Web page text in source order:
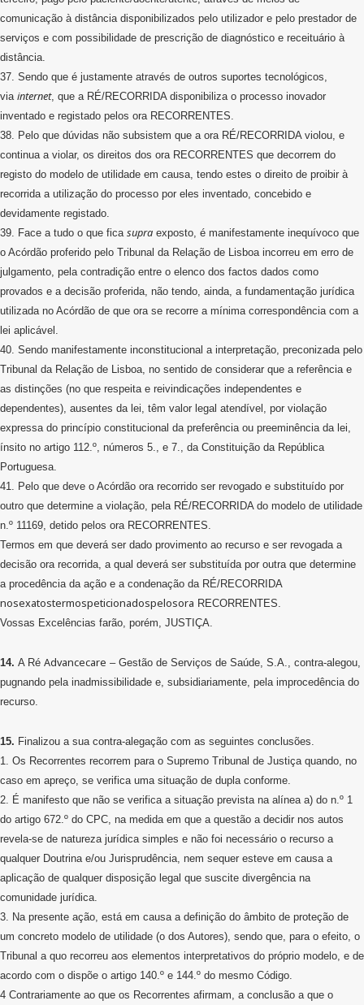
comunicação à distância disponibilizados pelo utilizador e pelo prestador de
serviços e com possibilidade de prescrição de diagnóstico e receituário à
distância.
37. Sendo que é justamente através de outros suportes tecnológicos,
via internet, que a RÉ/RECORRIDA disponibiliza o processo inovador
inventado e registado pelos ora RECORRENTES.
38. Pelo que dúvidas não subsistem que a ora RÉ/RECORRIDA violou, e
continua a violar, os direitos dos ora RECORRENTES que decorrem do
registo do modelo de utilidade em causa, tendo estes o direito de proibir à
recorrida a utilização do processo por eles inventado, concebido e
devidamente registado.
39. Face a tudo o que fica supra exposto, é manifestamente inequívoco que
o Acórdão proferido pelo Tribunal da Relação de Lisboa incorreu em erro de
julgamento, pela contradição entre o elenco dos factos dados como
provados e a decisão proferida, não tendo, ainda, a fundamentação jurídica
utilizada no Acórdão de que ora se recorre a mínima correspondência com a
lei aplicável.
40. Sendo manifestamente inconstitucional a interpretação, preconizada pelo
Tribunal da Relação de Lisboa, no sentido de considerar que a referência e
as distinções (no que respeita e reivindicações independentes e
dependentes), ausentes da lei, têm valor legal atendível, por violação
expressa do princípio constitucional da preferência ou preeminência da lei,
ínsito no artigo 112.º, números 5., e 7., da Constituição da República
Portuguesa.
41. Pelo que deve o Acórdão ora recorrido ser revogado e substituído por
outro que determine a violação, pela RÉ/RECORRIDA do modelo de utilidade
n.º 11169, detido pelos ora RECORRENTES.
Termos em que deverá ser dado provimento ao recurso e ser revogada a
decisão ora recorrida, a qual deverá ser substituída por outra que determine
a procedência da ação e a condenação da RÉ/RECORRIDA
nosexatostermospeticionadospelosora RECORRENTES.
Vossas Excelências farão, porém, JUSTIÇA.
14. A Ré Advancecare – Gestão de Serviços de Saúde, S.A., contra-alegou,
pugnando pela inadmissibilidade e, subsidiariamente, pela improcedência do
recurso.
15. Finalizou a sua contra-alegação com as seguintes conclusões.
1. Os Recorrentes recorrem para o Supremo Tribunal de Justiça quando, no
caso em apreço, se verifica uma situação de dupla conforme.
2. É manifesto que não se verifica a situação prevista na alínea a) do n.º 1
do artigo 672.º do CPC, na medida em que a questão a decidir nos autos
revela-se de natureza jurídica simples e não foi necessário o recurso a
qualquer Doutrina e/ou Jurisprudência, nem sequer esteve em causa a
aplicação de qualquer disposição legal que suscite divergência na
comunidade jurídica.
3. Na presente ação, está em causa a definição do âmbito de proteção de
um concreto modelo de utilidade (o dos Autores), sendo que, para o efeito, o
Tribunal a quo recorreu aos elementos interpretativos do próprio modelo, e de
acordo com o dispõe o artigo 140.º e 144.º do mesmo Código.
4 Contrariamente ao que os Recorrentes afirmam, a conclusão a que o